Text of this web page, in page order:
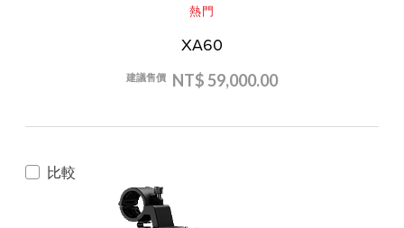
熱門
XA60
建議售價 NT$ 59,000.00
比較